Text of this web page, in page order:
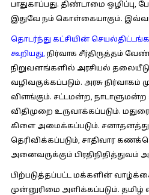
பாதுகாப்பது. திண்டாமை
இதுவே நம் கொள்கையாகும்.
தொடர்ந்து கட்சியின்
கூறியது, நிர்வாக சீர்திருத்தம்
நிறுவனங்களில் அரசியல்
வழிவகுக்கப்படும். அரசு
விளங்கும். சட்டமன்ற, நாடாளுமன்ற
விதிமுறை உருவாக்கப்படும்.
கிளை அமைக்கப்படும்.
தெரிவிக்கப்படும், சாதிவார
அனைவருக்கும் பிரதிநிதித்துவம்
பிற்படுத்தப்பட்ட மக்களின்
முன்னுரிமை அளிக்கப்படும். தமிழ்